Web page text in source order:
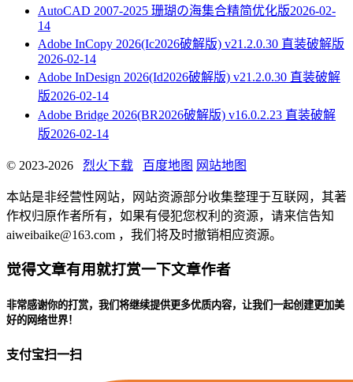
AutoCAD 2007-2025 珊瑚の海集合精简优化版2026-02-
14
Adobe InCopy 2026(Ic2026破解版) v21.2.0.30 直装破解版
2026-02-14
Adobe InDesign 2026(Id2026破解版) v21.2.0.30 直装破解
版2026-02-14
Adobe Bridge 2026(BR2026破解版) v16.0.2.23 直装破解
版2026-02-14
© 2023-2026 烈火下载 百度地图 网站地图
本站是非经营性网站，网站资源部分收集整理于互联网，其著
作权归原作者所有，如果有侵犯您权利的资源，请来信告知
aiweibaike@163.com ，我们将及时撤销相应资源。
觉得文章有用就打赏一下文章作者
非常感谢你的打赏，我们将继续提供更多优质内容，让我们一起创建更加美
好的网络世界！
支付宝扫一扫